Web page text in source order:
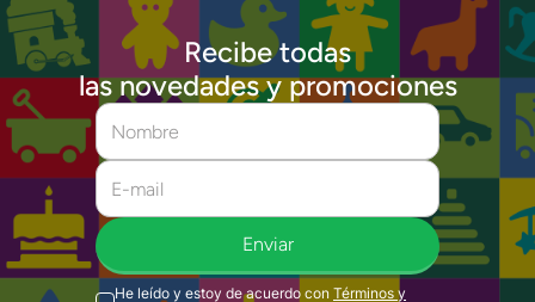
Recibe todas
las novedades y promociones
Enviar
He leído y estoy de acuerdo con Términos y